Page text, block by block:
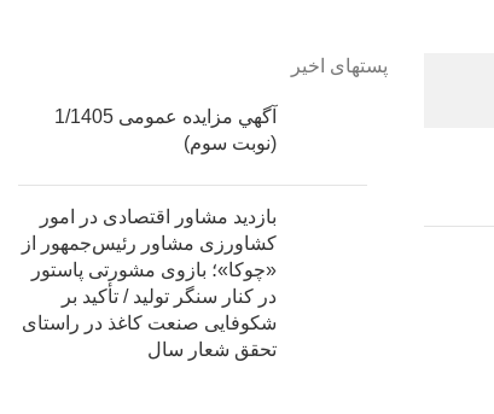
پستهای اخیر
آگهي مزایده عمومی 1/1405
(نوبت سوم)
بازدید مشاور اقتصادی در امور
کشاورزی مشاور رئیس‌جمهور از
«چوکا»؛ بازوی مشورتی پاستور
در کنار سنگر تولید / تأکید بر
شکوفایی صنعت کاغذ در راستای
تحقق شعار سال